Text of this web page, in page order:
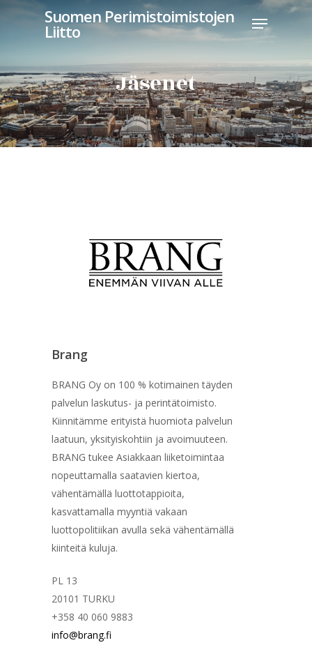
Hit enter to search or ESC to close
Suomen Perimistoimistojen
Liitto
Jäsenet
Brang
BRANG Oy on 100 % kotimainen täyden
palvelun laskutus- ja perintätoimisto.
Kiinnitämme erityistä huomiota palvelun
laatuun, yksityiskohtiin ja avoimuuteen.
BRANG tukee Asiakkaan liiketoimintaa
nopeuttamalla saatavien kiertoa,
vähentämällä luottotappioita,
kasvattamalla myyntiä vakaan
luottopolitiikan avulla sekä vähentämällä
kiinteitä kuluja.
PL 13
20101 TURKU
+358 40 060 9883
info@brang.fi